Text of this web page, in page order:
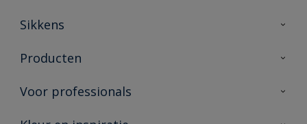
Sikkens
Over Sikkens
Duurzaamheid
Producten
Producten voor binnen
Voor professionals
Advies & service